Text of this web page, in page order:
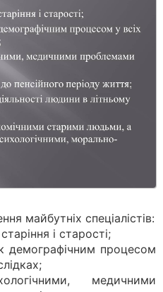
майбутніх спеціалістів:
і старості;
демографічним процесом
медичними